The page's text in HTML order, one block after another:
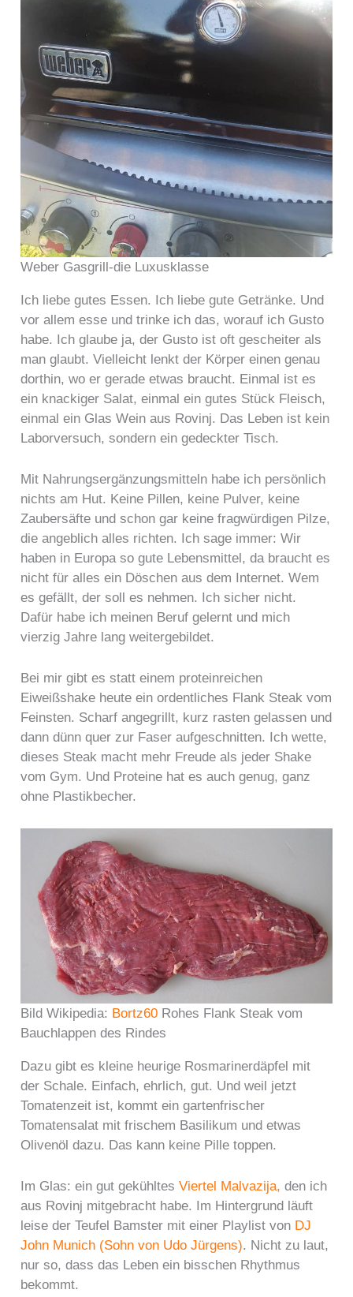
Weber Gasgrill-die Luxusklasse
Ich liebe gutes Essen. Ich liebe gute Getränke. Und
vor allem esse und trinke ich das, worauf ich Gusto
habe. Ich glaube ja, der Gusto ist oft gescheiter als
man glaubt. Vielleicht lenkt der Körper einen genau
dorthin, wo er gerade etwas braucht. Einmal ist es
ein knackiger Salat, einmal ein gutes Stück Fleisch,
einmal ein Glas Wein aus Rovinj. Das Leben ist kein
Laborversuch, sondern ein gedeckter Tisch.
Mit Nahrungsergänzungsmitteln habe ich persönlich
nichts am Hut. Keine Pillen, keine Pulver, keine
Zaubersäfte und schon gar keine fragwürdigen Pilze,
die angeblich alles richten. Ich sage immer: Wir
haben in Europa so gute Lebensmittel, da braucht es
nicht für alles ein Döschen aus dem Internet. Wem
es gefällt, der soll es nehmen. Ich sicher nicht.
Dafür habe ich meinen Beruf gelernt und mich
vierzig Jahre lang weitergebildet.
Bei mir gibt es statt einem proteinreichen
Eiweißshake heute ein ordentliches Flank Steak vom
Feinsten. Scharf angegrillt, kurz rasten gelassen und
dann dünn quer zur Faser aufgeschnitten. Ich wette,
dieses Steak macht mehr Freude als jeder Shake
vom Gym. Und Proteine hat es auch genug, ganz
ohne Plastikbecher.
Bild Wikipedia: Bortz60 Rohes Flank Steak vom
Bauchlappen des Rindes
Dazu gibt es kleine heurige Rosmarinerdäpfel mit
der Schale. Einfach, ehrlich, gut. Und weil jetzt
Tomatenzeit ist, kommt ein gartenfrischer
Tomatensalat mit frischem Basilikum und etwas
Olivenöl dazu. Das kann keine Pille toppen.
Im Glas: ein gut gekühltesViertel Malvazija, den ich
aus Rovinj mitgebracht habe. Im Hintergrund läuft
leise der Teufel Bamster mit einer Playlist von DJ
John Munich (Sohn von Udo Jürgens). Nicht zu laut,
nur so, dass das Leben ein bisschen Rhythmus
bekommt.